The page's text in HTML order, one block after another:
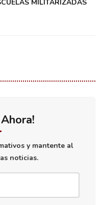
MILITARIZADAS
y mantente al
noticias.